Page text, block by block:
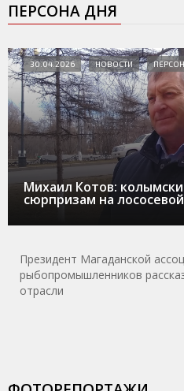
ПЕРСОНА ДНЯ
Михаил Котов:
сюрпризам на
30.04.2026 НОВОСТИ
Президент Магаданской
рыбопромышленников
отрасли